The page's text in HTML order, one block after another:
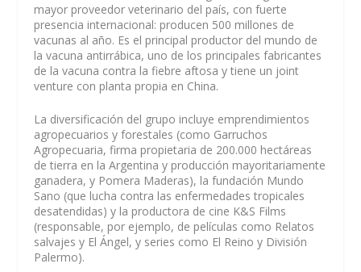
mayor proveedor veterinario del país, con fuerte
presencia internacional: producen 500 millones de
vacunas al año. Es el principal productor del mundo de
la vacuna antirrábica, uno de los principales fabricantes
de la vacuna contra la fiebre aftosa y tiene un joint
venture con planta propia en China.
La diversificación del grupo incluye emprendimientos
agropecuarios y forestales (como Garruchos
Agropecuaria, firma propietaria de 200.000 hectáreas
de tierra en la Argentina y producción mayoritariamente
ganadera, y Pomera Maderas), la fundación Mundo
Sano (que lucha contra las enfermedades tropicales
desatendidas) y la productora de cine K&S Films
(responsable, por ejemplo, de películas como Relatos
salvajes y El Ángel, y series como El Reino y División
Palermo).